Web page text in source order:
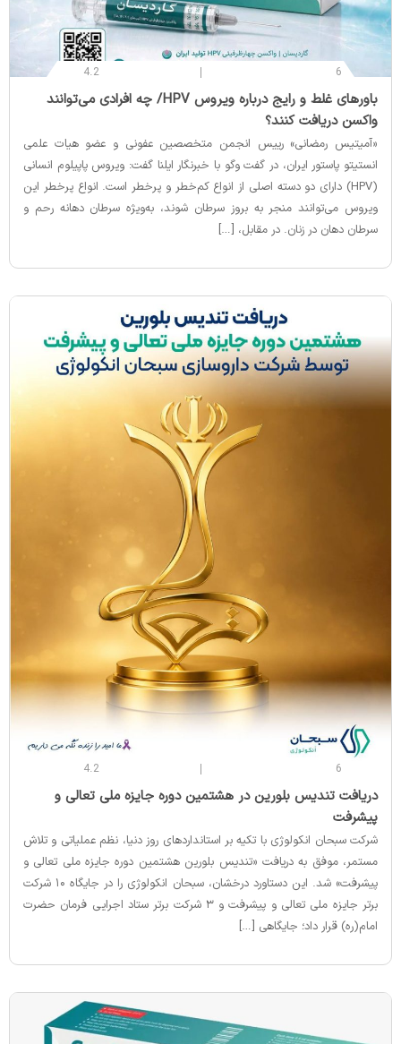
6
4.2
‌باورهای غلط و رایج درباره ویروس HPV/ چه افرادی می‌توانند
واکسن دریافت کنند؟
«آمیتیس رمضانی» رییس انجمن متخصصین عفونی و عضو هیات علمی
انستیتو پاستور ایران، در گفت‌ وگو با خبرنگار ایلنا گفت: ویروس پاپیلوم انسانی
(HPV) دارای دو دسته اصلی از انواع کم‌خطر و پرخطر است. انواع پرخطر این
ویروس می‌توانند منجر به بروز سرطان شوند، به‌ویژه سرطان دهانه رحم و
سرطان دهان در زنان. در مقابل، […]
6
4.2
‌دریافت تندیس بلورین در هشتمین دوره جایزه ملی تعالی و
پیشرفت
شرکت سبحان انکولوژی با تکیه بر استانداردهای روز دنیا، نظم عملیاتی و تلاش
مستمر، موفق به دریافت «تندیس بلورین هشتمین دوره جایزه ملی تعالی و
پیشرفت» شد. این دستاورد درخشان، سبحان انکولوژی را در جایگاه ۱۰ شرکت
برتر جایزه ملی تعالی و پیشرفت و ۳ شرکت برتر ستاد اجرایی فرمان حضرت
امام(ره) قرار داد؛ جایگاهی […]